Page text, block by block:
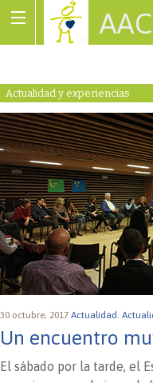
Actualidad y experiencias
30 octubre, 2017 Actualidad.
Un encuentro
El sábado por la tarde, el